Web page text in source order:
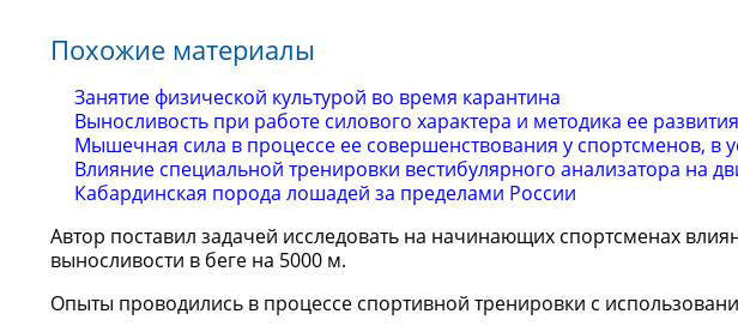
Похожие материалы
Занятие физической культурой во время карантина
Выносливость при работе силового характера и методика ее развития
Мышечная сила в процессе ее совершенствования у спортсменов, в
Влияние специальной тренировки вестибулярного анализатора на
Кабардинская порода лошадей за пределами России
Автор поставил задачей исследовать на начинающих спортсменах
выносливости в беге на 5000 м.
Опыты проводились в процессе спортивной тренировки с